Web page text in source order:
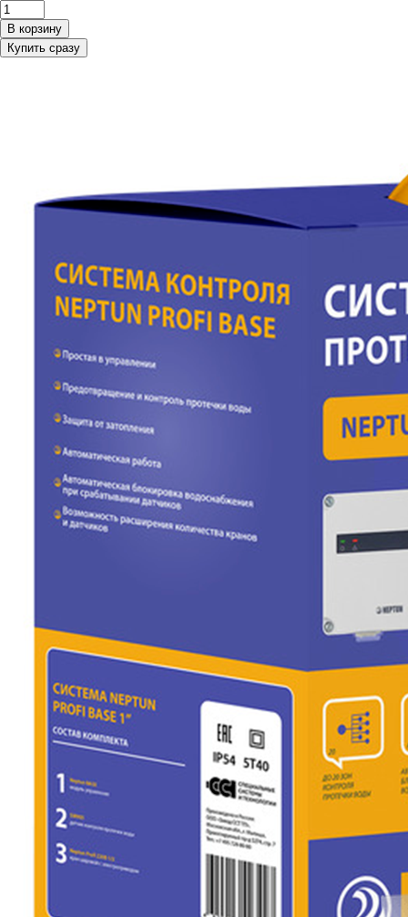
В корзину
Купить сразу